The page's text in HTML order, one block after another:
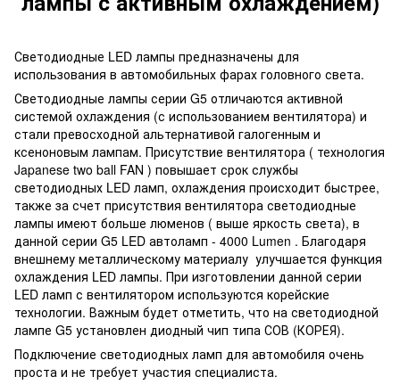
Светодиодные LED лампы предназначены для
использования в автомобильных фарах головного света.
Светодиодные лампы серии G5 отличаются активной
системой охлаждения (с использованием вентилятора) и
стали превосходной альтернативой галогенным и
ксеноновым лампам. Присутствие вентилятора ( технология
Japanese two ball FAN ) повышает срок службы
светодиодных LED ламп, охлаждения происходит быстрее,
также за счет присутствия вентилятора светодиодные
лампы имеют больше люменов ( выше яркость света), в
данной серии G5 LED автоламп - 4000 Lumen . Благодаря
внешнему металлическому материалу улучшается функция
охлаждения LED лампы. При изготовлении данной серии
LED ламп с вентилятором используются корейские
технологии. Важным будет отметить, что на светодиодной
лампе G5 установлен диодный чип типа СОВ (КОРЕЯ).
Подключение светодиодных ламп для автомобиля очень
проста и не требует участия специалиста.